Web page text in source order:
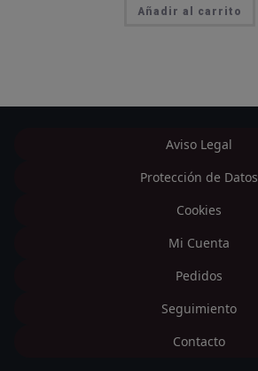
Añadir al carrito
Aviso Legal
Protección de Datos
Cookies
Mi Cuenta
Pedidos
Seguimiento
Contacto